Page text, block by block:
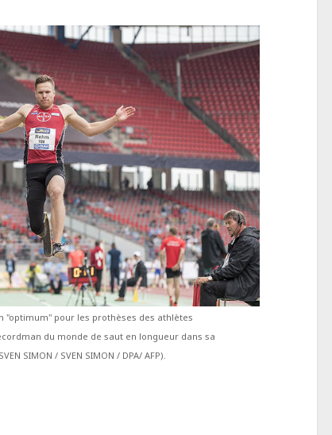
"optimum" pour les prothèses des athlètes
du monde de saut en longueur dans sa
SIMON / SVEN SIMON / DPA/ AFP).